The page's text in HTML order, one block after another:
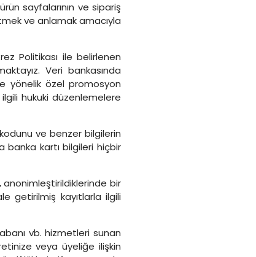
sayfalarının ve sipariş
ve anlamak amacıyla
Politikası ile belirlenen
Veri bankasında
yönelik özel promosyon
hukuki düzenlemelere
kodunu ve benzer bilgilerin
banka kartı bilgileri hiçbir
anonimleştirildiklerinde bir
getirilmiş kayıtlarla ilgili
vb. hizmetleri sunan
veya üyeliğe ilişkin